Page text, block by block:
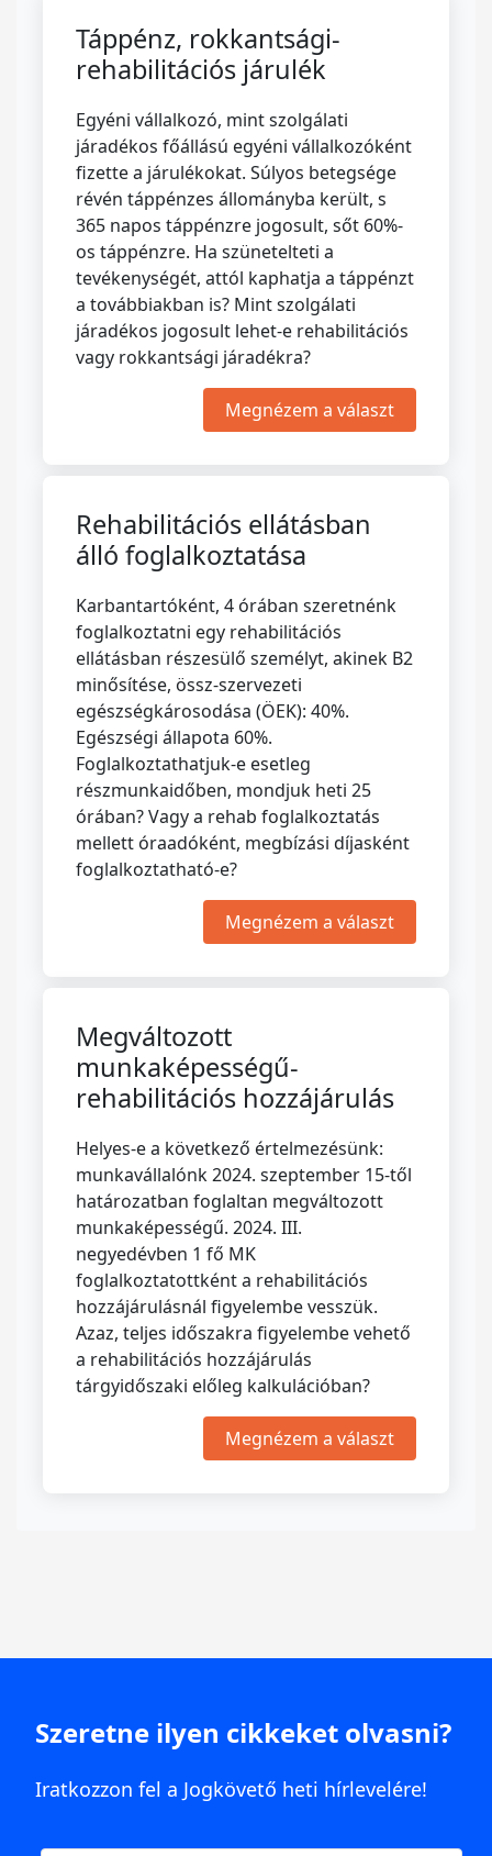
Táppénz, rokkantsági-
rehabilitációs járulék
Egyéni vállalkozó, mint szolgálati
járadékos főállású egyéni vállalkozóként
fizette a járulékokat. Súlyos betegsége
révén táppénzes állományba került, s
365 napos táppénzre jogosult, sőt 60%-
os táppénzre. Ha szünetelteti a
tevékenységét, attól kaphatja a táppénzt
a továbbiakban is? Mint szolgálati
járadékos jogosult lehet-e rehabilitációs
vagy rokkantsági járadékra?
Megnézem a választ
Rehabilitációs ellátásban
álló foglalkoztatása
Karbantartóként, 4 órában szeretnénk
foglalkoztatni egy rehabilitációs
ellátásban részesülő személyt, akinek B2
minősítése, össz-szervezeti
egészségkárosodása (ÖEK): 40%.
Egészségi állapota 60%.
Foglalkoztathatjuk-e esetleg
részmunkaidőben, mondjuk heti 25
órában? Vagy a rehab foglalkoztatás
mellett óraadóként, megbízási díjasként
foglalkoztatható-e?
Megnézem a választ
Megváltozott
munkaképességű-
rehabilitációs hozzájárulás
Helyes-e a következő értelmezésünk:
munkavállalónk 2024. szeptember 15-től
határozatban foglaltan megváltozott
munkaképességű. 2024. III.
negyedévben 1 fő MK
foglalkoztatottként a rehabilitációs
hozzájárulásnál figyelembe vesszük.
Azaz, teljes időszakra figyelembe vehető
a rehabilitációs hozzájárulás
tárgyidőszaki előleg kalkulációban?
Megnézem a választ
Szeretne ilyen cikkeket olvasni?
Iratkozzon fel a Jogkövető heti hírlevelére!